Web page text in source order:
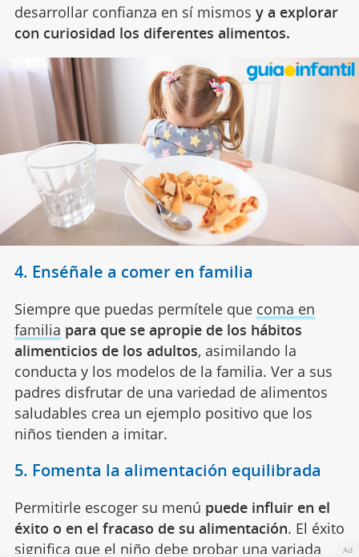
desarrollar confianza en sí mismos y a explorar
con curiosidad los diferentes alimentos.
4. Enséñale a comer en familia
Siempre que puedas permítele que coma en
familia para que se apropie de los hábitos
alimenticios de los adultos, asimilando la
conducta y los modelos de la familia. Ver a sus
padres disfrutar de una variedad de alimentos
saludables crea un ejemplo positivo que los
niños tienden a imitar.
5. Fomenta la alimentación equilibrada
Permitirle escoger su menú puede influir en el
éxito o en el fracaso de su alimentación. El éxito
significa que el niño debe probar una variada
Ad